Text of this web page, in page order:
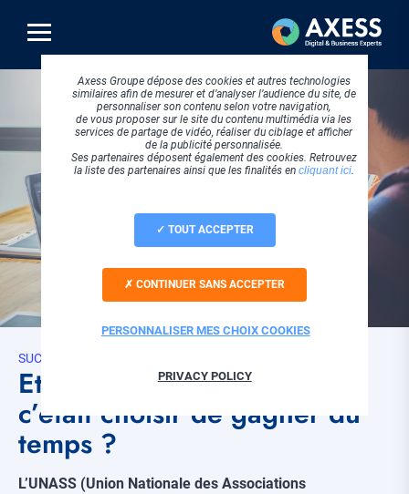
contenu
principal
SUCCESS STORIES
Et si choisir le bon logiciel
c’était choisir de gagner du
temps ?
L’UNASS (Union Nationale des Associations
Axess Groupe dépose des cookies et autres technologies
similaires afin de mesurer et d’analyser l’audience du site, de
personnaliser son contenu selon votre navigation,
de vous proposer sur le site du contenu multimédia via les
services de partage de vidéo, réaliser du ciblage et afficher
de la publicité personnalisée.
Ses partenaires déposent également des cookies. Retrouvez
la liste des partenaires ainsi que les finalités en cliquant ici.
TOUT ACCEPTER
CONTINUER SANS ACCEPTER
PERSONNALISER MES CHOIX COOKIES
PRIVACY POLICY